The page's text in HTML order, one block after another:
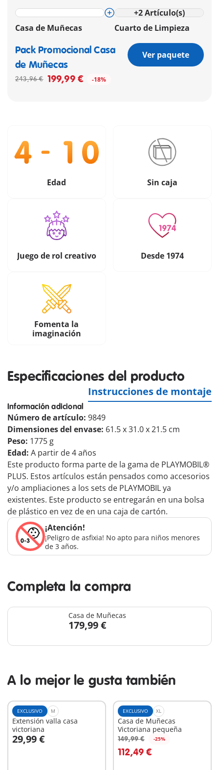
Casa de Muñecas
+2 Artículo(s)
Cuarto de Limpieza
Pack Promocional Casa
de Muñecas
243,96 € 199,99 € -18%
Ver paquete
Edad Sin caja
Juego de rol creativo Desde 1974
Fomenta la
imaginación
Especificaciones del producto
Instrucciones de montaje
Información adicional
Número de artículo: 9849
Dimensiones del envase: 61.5 x 31.0 x 21.5 cm
Peso: 1775 g
Edad: A partir de 4 años
Este producto forma parte de la gama de PLAYMOBIL®
PLUS. Estos artículos están pensados como accesorios
y/o ampliaciones a los sets de PLAYMOBIL ya
existentes. Este producto se entregarán en una bolsa
de plástico en vez de en una caja de cartón.
¡Atención!
¡Peligro de asfixia! No apto para niños menores
de 3 años.
Completa la compra
Casa de Muñecas
179,99 €
A lo mejor le gusta también
EXCLUSIVO M
Extensión valla casa
victoriana
29,99 €
A la cesta
EXCLUSIVO XL
Casa de Muñecas
Victoriana pequeña
149,99 € -25%
112,49 €
A la cesta